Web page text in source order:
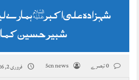
شہزادہ علی اکبرؑ ہمارے
شبیر حسین
5cn news فروری 2, 2026